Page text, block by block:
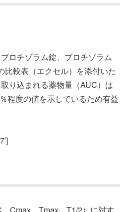
ロチゾラム錠、ブロチゾラム
比較表（エクセル）を添付いた
り込まれる薬物量（AUC）は
程度の値を示しているため有益
Cmax、Tmax、T1/2）に対す